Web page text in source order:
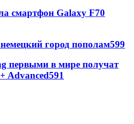
смартфон Galaxy F70
город пополам599
первыми в мире получат
Advanced591